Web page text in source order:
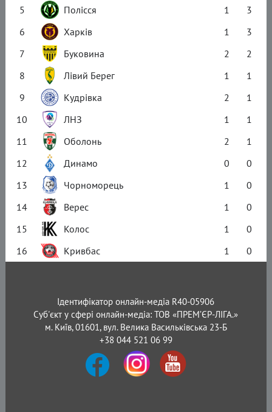
5
Полісся 1
3
6
Харків 1
3
7
Буковина 2
2
8
Лівий Берег 1
1
9
Кудрівка 2
1
10
ЛНЗ 1
1
11
Оболонь 2
1
12
Динамо 0
0
13
Чорноморець 1
0
14
Верес 1
0
15
Колос 1
0
16
Кривбас 1 0
Ідентифікатор онлайн-медіа R40-05906
Суб'єкт у сфері онлайн-медіа: ТОВ «ПРЕМ’ЄР-ЛІГА.»
м. Київ, 01601, вул. Велика Васильківська 23-Б
+38 044 521 06 99